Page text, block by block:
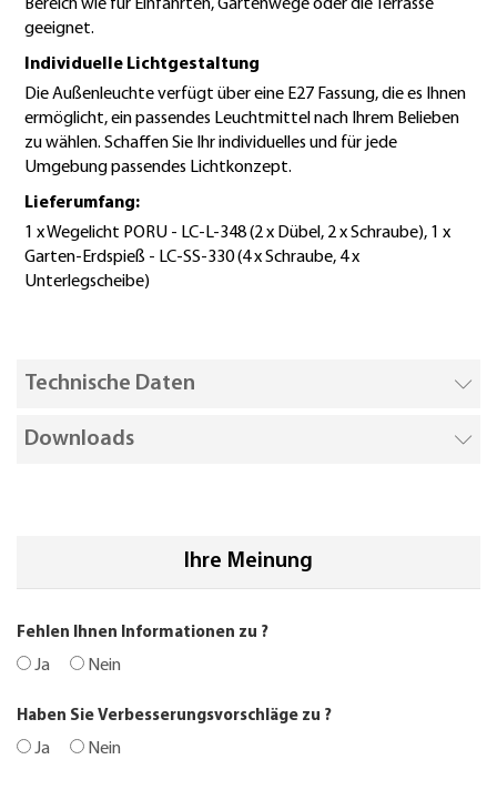
Bereich wie für Einfahrten, Gartenwege oder die Terrasse
geeignet.
Individuelle Lichtgestaltung
Die Außenleuchte verfügt über eine E27 Fassung, die es Ihnen
ermöglicht, ein passendes Leuchtmittel nach Ihrem Belieben
zu wählen. Schaffen Sie Ihr individuelles und für jede
Umgebung passendes Lichtkonzept.
Lieferumfang:
1 x Wegelicht PORU - LC-L-348 (2 x Dübel, 2 x Schraube), 1 x
Garten-Erdspieß - LC-SS-330 (4 x Schraube, 4 x
Unterlegscheibe)
Technische Daten
Downloads
Ihre Meinung
Fehlen Ihnen Informationen zu ?
Ja Nein
Haben Sie Verbesserungsvorschläge zu ?
Ja Nein